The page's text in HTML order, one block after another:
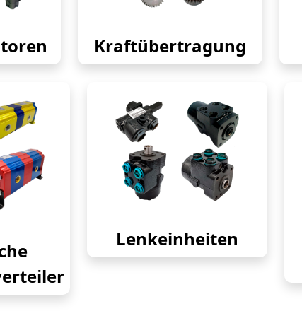
Kraftübertragung
Lenkeinheiten